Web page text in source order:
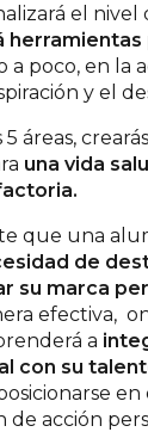
el nivel
herramientas
a poco, en la
y el
áreas,
una vida
que una
de
su marca
efectiva,
a
con su
en
de acción